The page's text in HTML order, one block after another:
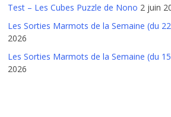
Test – Les Cubes Puzzle de Nono 2 juin
Les Sorties Marmots de la Semaine (du
2026
Les Sorties Marmots de la Semaine (du
2026